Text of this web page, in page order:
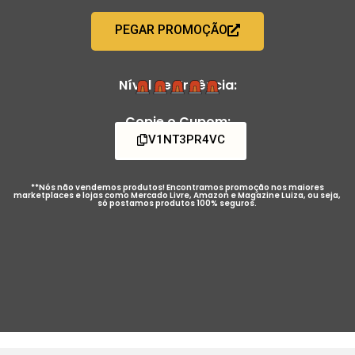
PEGAR PROMOÇÃO
Nível de Urgência:
Copie o Cupom:
V1NT3PR4VC
**Nós não vendemos produtos! Encontramos promoção nos maiores
marketplaces e lojas como Mercado Livre, Amazon e Magazine Luiza, ou seja,
só postamos produtos 100% seguros.